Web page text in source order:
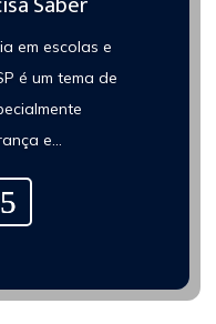
em escolas e
é um tema de
e...